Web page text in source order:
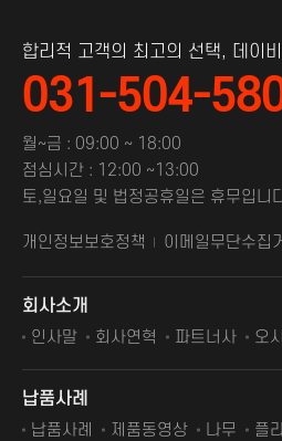
합리적 고객의 최고의 선택, 데이
031-504-
월~금 : 09:00 ~ 18:00
점심시간 : 12:00 ~13:00
토,일요일 및 법정공휴일은 휴무입니
개인정보보호정책 이메일무단수집
회사소개
인사말 회사연혁 파트너사 오
납품사례
납품사례 제품동영상 나무 플